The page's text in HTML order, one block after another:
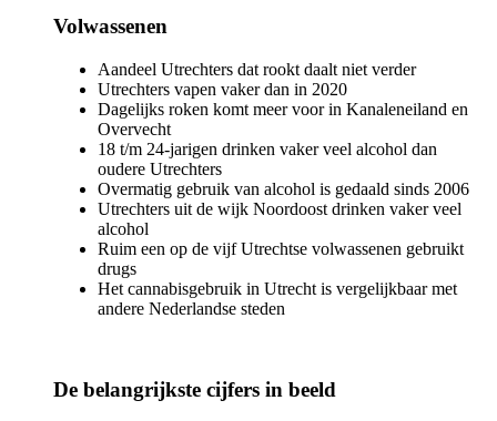
Volwassenen
Aandeel Utrechters dat rookt daalt niet verder
Utrechters vapen vaker dan in 2020
Dagelijks roken komt meer voor in Kanaleneiland en
Overvecht
18 t/m 24-jarigen drinken vaker veel alcohol dan
oudere Utrechters
Overmatig gebruik van alcohol is gedaald sinds 2006
Utrechters uit de wijk Noordoost drinken vaker veel
alcohol
Ruim een op de vijf Utrechtse volwassenen gebruikt
drugs
Het cannabisgebruik in Utrecht is vergelijkbaar met
andere Nederlandse steden
De belangrijkste cijfers in beeld